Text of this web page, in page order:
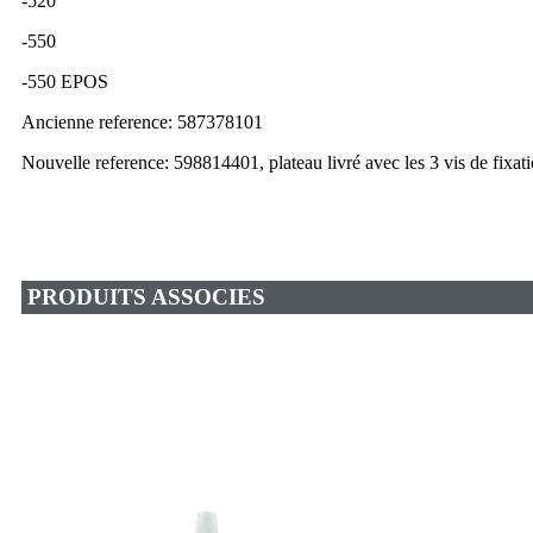
-550
-550 EPOS
Ancienne reference: 587378101
Nouvelle reference: 598814401, plateau livré avec les 3 vis de
PRODUITS ASSOCIES